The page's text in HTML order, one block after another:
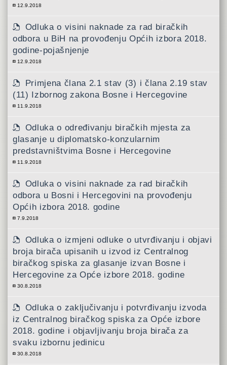
12.9.2018
Odluka o visini naknade za rad biračkih
odbora u BiH na provođenju Općih izbora 2018.
godine-pojašnjenje
12.9.2018
Primjena člana 2.1 stav (3) i člana 2.19 stav
(11) Izbornog zakona Bosne i Hercegovine
11.9.2018
Odluka o određivanju biračkih mjesta za
glasanje u diplomatsko-konzularnim
predstavništvima Bosne i Hercegovine
11.9.2018
Odluka o visini naknade za rad biračkih
odbora u Bosni i Hercegovini na provođenju
Općih izbora 2018. godine
7.9.2018
Odluka o izmjeni odluke o utvrđivanju i objavi
broja birača upisanih u izvod iz Centralnog
biračkog spiska za glasanje izvan Bosne i
Hercegovine za Opće izbore 2018. godine
30.8.2018
Odluka o zaključivanju i potvrđivanju izvoda
iz Centralnog biračkog spiska za Opće izbore
2018. godine i objavljivanju broja birača za
svaku izbornu jedinicu
30.8.2018